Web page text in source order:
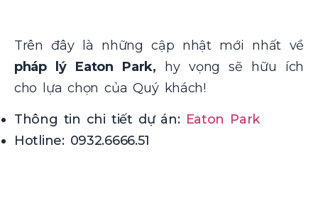
Trên đây là những cập nhật mới nhất về
pháp lý Eaton Park, hy vọng sẽ hữu ích
cho lựa chọn của Quý khách!
Thông tin chi tiết dự án: Eaton Park
Hotline: 0932.6666.51